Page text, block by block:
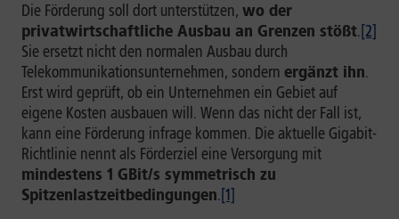
Die Förderung soll dort unterstützen, wo der
privatwirtschaftliche Ausbau an Grenzen stößt.[2]
Sie ersetzt nicht den normalen Ausbau durch
Telekommunikationsunternehmen, sondern ergänzt ihn.
Erst wird geprüft, ob ein Unternehmen ein Gebiet auf
eigene Kosten ausbauen will. Wenn das nicht der Fall ist,
kann eine Förderung infrage kommen. Die aktuelle Gigabit-
Richtlinie nennt als Förderziel eine Versorgung mit
mindestens 1 GBit/s symmetrisch zu
Spitzenlastzeitbedingungen.[1]